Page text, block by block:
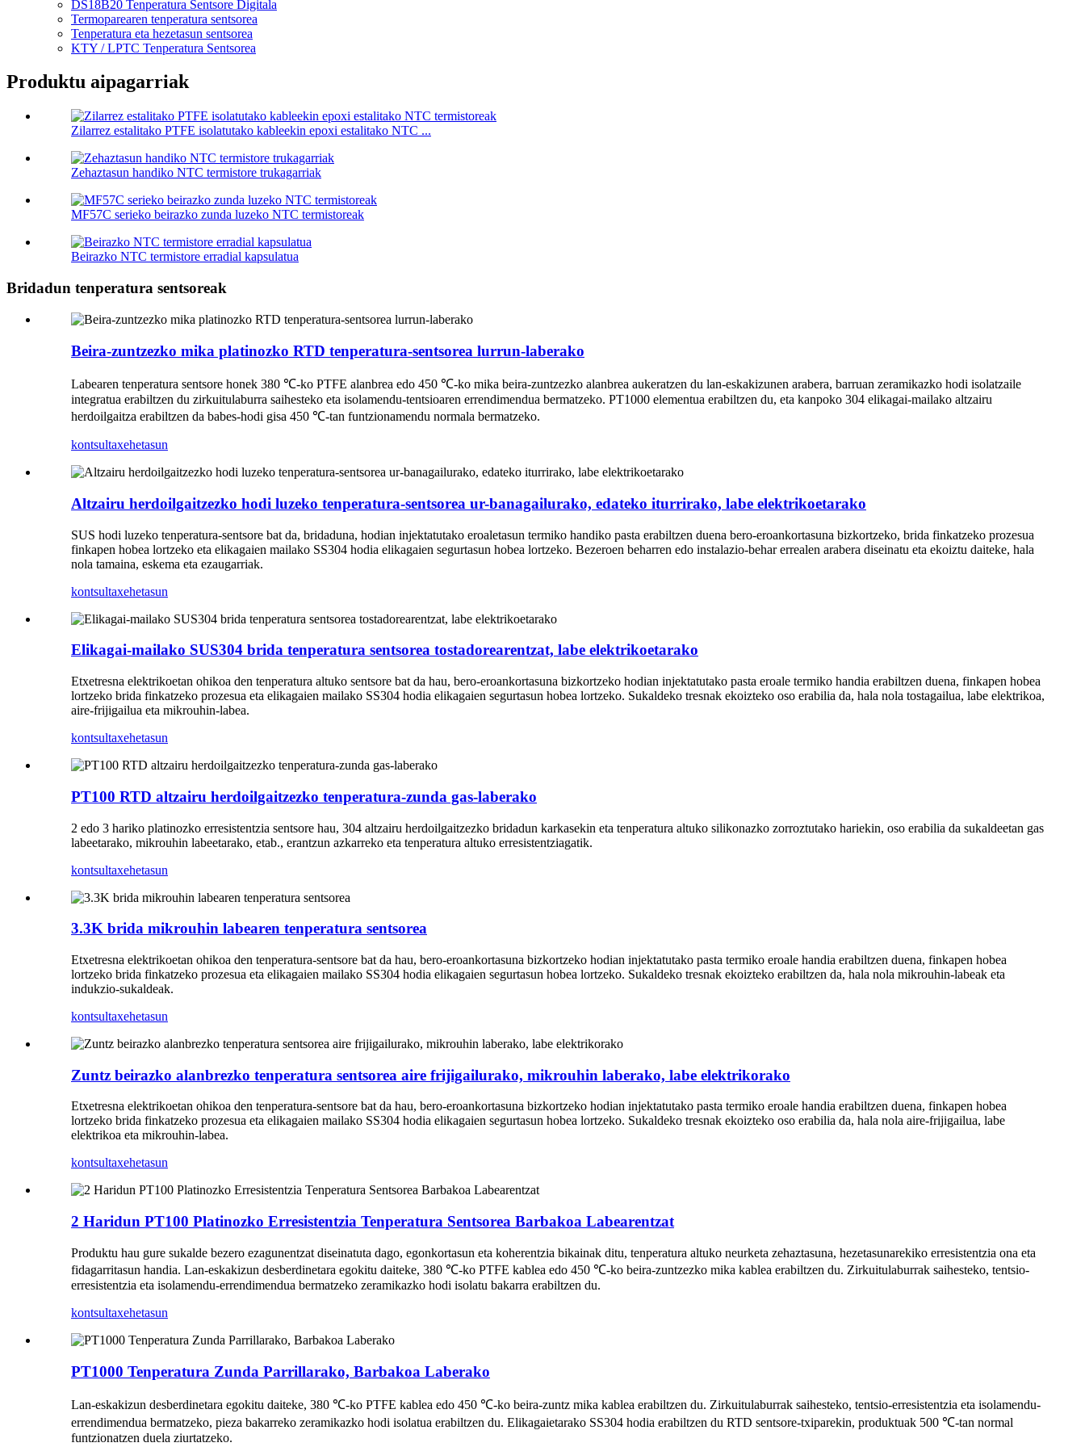
DS18B20 Tenperatura Sentsore Digitala
Termoparearen tenperatura sentsorea
Tenperatura eta hezetasun sentsorea
KTY / LPTC Tenperatura Sentsorea
Produktu aipagarriak
Zilarrez estalitako PTFE isolatutako kableekin epoxi estalitako NTC ...
Zehaztasun handiko NTC termistore trukagarriak
MF57C serieko beirazko zunda luzeko NTC termistoreak
Beirazko NTC termistore erradial kapsulatua
Bridadun tenperatura sentsoreak
Beira-zuntzezko mika platinozko RTD tenperatura-sentsorea lurrun-laberako
Labearen tenperatura sentsore honek 380 ℃-ko PTFE alanbrea edo 450 ℃-ko mika beira-zuntzezko alanbrea aukeratzen du lan-eskakizunen arabera, barruan zeramikazko hodi isolatzaile
integratua erabiltzen du zirkuitulaburra saihesteko eta isolamendu-tentsioaren errendimendua bermatzeko. PT1000 elementua erabiltzen du, eta kanpoko 304 elikagai-mailako altzairu
herdoilgaitza erabiltzen da babes-hodi gisa 450 ℃-tan funtzionamendu normala bermatzeko.
kontsultaxehetasun
Altzairu herdoilgaitzezko hodi luzeko tenperatura-sentsorea ur-banagailurako, edateko iturrirako, labe elektrikoetarako
SUS hodi luzeko tenperatura-sentsore bat da, bridaduna, hodian injektatutako eroaletasun termiko handiko pasta erabiltzen duena bero-eroankortasuna bizkortzeko, brida finkatzeko prozesua
finkapen hobea lortzeko eta elikagaien mailako SS304 hodia elikagaien segurtasun hobea lortzeko. Bezeroen beharren edo instalazio-behar errealen arabera diseinatu eta ekoiztu daiteke, hala
nola tamaina, eskema eta ezaugarriak.
kontsultaxehetasun
Elikagai-mailako SUS304 brida tenperatura sentsorea tostadorearentzat, labe elektrikoetarako
Etxetresna elektrikoetan ohikoa den tenperatura altuko sentsore bat da hau, bero-eroankortasuna bizkortzeko hodian injektatutako pasta eroale termiko handia erabiltzen duena, finkapen hobea
lortzeko brida finkatzeko prozesua eta elikagaien mailako SS304 hodia elikagaien segurtasun hobea lortzeko. Sukaldeko tresnak ekoizteko oso erabilia da, hala nola tostagailua, labe elektrikoa,
aire-frijigailua eta mikrouhin-labea.
kontsultaxehetasun
PT100 RTD altzairu herdoilgaitzezko tenperatura-zunda gas-laberako
2 edo 3 hariko platinozko erresistentzia sentsore hau, 304 altzairu herdoilgaitzezko bridadun karkasekin eta tenperatura altuko silikonazko zorroztutako hariekin, oso erabilia da sukaldeetan gas
labeetarako, mikrouhin labeetarako, etab., erantzun azkarreko eta tenperatura altuko erresistentziagatik.
kontsultaxehetasun
3.3K brida mikrouhin labearen tenperatura sentsorea
Etxetresna elektrikoetan ohikoa den tenperatura-sentsore bat da hau, bero-eroankortasuna bizkortzeko hodian injektatutako pasta termiko eroale handia erabiltzen duena, finkapen hobea
lortzeko brida finkatzeko prozesua eta elikagaien mailako SS304 hodia elikagaien segurtasun hobea lortzeko. Sukaldeko tresnak ekoizteko erabiltzen da, hala nola mikrouhin-labeak eta
indukzio-sukaldeak.
kontsultaxehetasun
Zuntz beirazko alanbrezko tenperatura sentsorea aire frijigailurako, mikrouhin laberako, labe elektrikorako
Etxetresna elektrikoetan ohikoa den tenperatura-sentsore bat da hau, bero-eroankortasuna bizkortzeko hodian injektatutako pasta termiko eroale handia erabiltzen duena, finkapen hobea
lortzeko brida finkatzeko prozesua eta elikagaien mailako SS304 hodia elikagaien segurtasun hobea lortzeko. Sukaldeko tresnak ekoizteko oso erabilia da, hala nola aire-frijigailua, labe
elektrikoa eta mikrouhin-labea.
kontsultaxehetasun
2 Haridun PT100 Platinozko Erresistentzia Tenperatura Sentsorea Barbakoa Labearentzat
Produktu hau gure sukalde bezero ezagunentzat diseinatuta dago, egonkortasun eta koherentzia bikainak ditu, tenperatura altuko neurketa zehaztasuna, hezetasunarekiko erresistentzia ona eta
fidagarritasun handia. Lan-eskakizun desberdinetara egokitu daiteke, 380 ℃-ko PTFE kablea edo 450 ℃-ko beira-zuntzezko mika kablea erabiltzen du. Zirkuitulaburrak saihesteko, tentsio-
erresistentzia eta isolamendu-errendimendua bermatzeko zeramikazko hodi isolatu bakarra erabiltzen du.
kontsultaxehetasun
PT1000 Tenperatura Zunda Parrillarako, Barbakoa Laberako
Lan-eskakizun desberdinetara egokitu daiteke, 380 ℃-ko PTFE kablea edo 450 ℃-ko beira-zuntz mika kablea erabiltzen du. Zirkuitulaburrak saihesteko, tentsio-erresistentzia eta isolamendu-
errendimendua bermatzeko, pieza bakarreko zeramikazko hodi isolatua erabiltzen du. Elikagaietarako SS304 hodia erabiltzen du RTD sentsore-txiparekin, produktuak 500 ℃-tan normal
funtzionatzen duela ziurtatzeko.